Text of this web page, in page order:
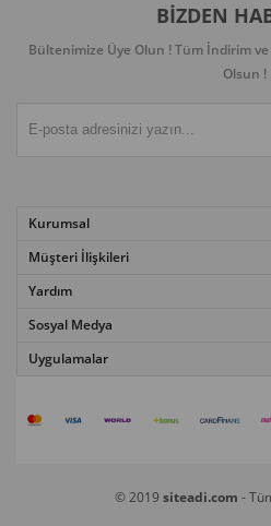
BIZDEN
Bültenimize Üye Olun ! Tüm İndirim
Olsun !
Kurumsal
Müşteri İlişkileri
Yardım
Sosyal Medya
Uygulamalar
© 2019 siteadi.com -